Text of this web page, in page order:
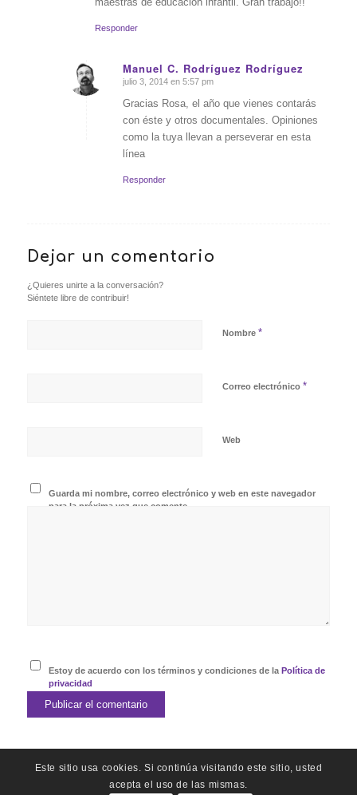
Responder
Manuel C. Rodríguez Rodríguez
Dice:
julio 3, 2014 en 5:57 pm
Gracias Rosa, el año que vienes contarás
con éste y otros documentales. Opiniones
como la tuya llevan a perseverar en esta
línea
Responder
Dejar un comentario
¿Quieres unirte a la conversación?
Siéntete libre de contribuir!
Nombre *
Correo electrónico *
Web
Guarda mi nombre, correo electrónico y web en este navegador
para la próxima vez que comente.
Estoy de acuerdo con los términos y condiciones de laPolítica de
privacidad
Este sitio usa cookies. Si continúa visitando este sitio, usted
acepta el uso de las mismas.